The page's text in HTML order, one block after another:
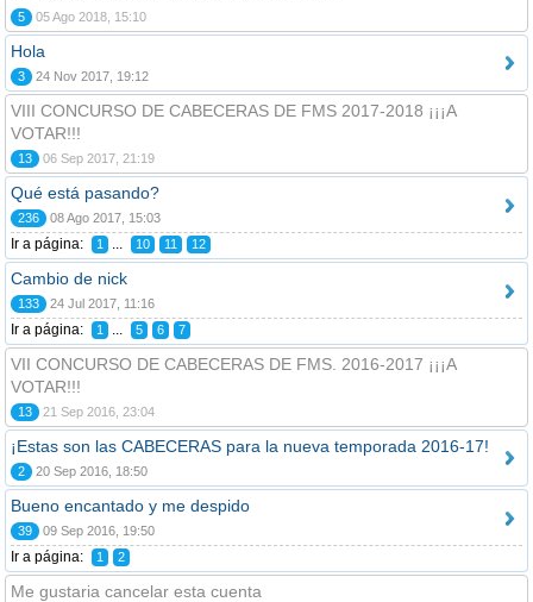
5 05 Ago 2018, 15:10
Hola
3 24 Nov 2017, 19:12
VIII CONCURSO DE CABECERAS DE FMS 2017-2018 ¡¡¡A
VOTAR!!!
13 06 Sep 2017, 21:19
Qué está pasando?
236 08 Ago 2017, 15:03
Ir a página: 1 ... 10 11 12
Cambio de nick
133 24 Jul 2017, 11:16
Ir a página: 1 ... 5 6 7
VII CONCURSO DE CABECERAS DE FMS. 2016-2017 ¡¡¡A
VOTAR!!!
13 21 Sep 2016, 23:04
¡Estas son las CABECERAS para la nueva temporada 2016-17!
2 20 Sep 2016, 18:50
Bueno encantado y me despido
39 09 Sep 2016, 19:50
Ir a página: 1 2
Me gustaria cancelar esta cuenta